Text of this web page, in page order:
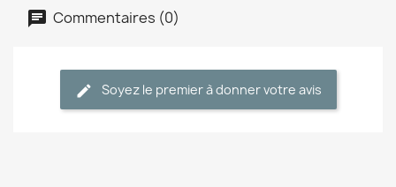
Commentaires (0)
Soyez le premier à donner votre avis